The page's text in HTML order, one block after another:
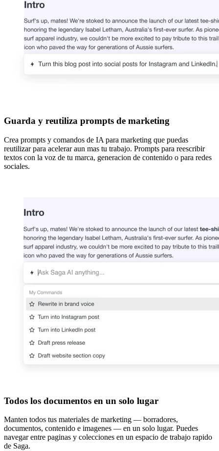
Guarda y reutiliza prompts de marketing
Crea prompts y comandos de IA para marketing que puedas
reutilizar para acelerar aun mas tu trabajo. Prompts para reescribir
textos con la voz de tu marca, generacion de contenido o para redes
sociales.
Todos los documentos en un solo lugar
Manten todos tus materiales de marketing — borradores,
documentos, contenido e imagenes — en un solo lugar. Puedes
navegar entre paginas y colecciones en un espacio de trabajo rapido
de Saga.